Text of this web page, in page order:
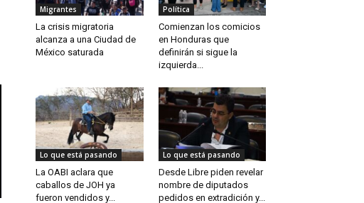
Migrantes
La crisis migratoria
alcanza a una Ciudad de
México saturada
Política
Comienzan los comicios
en Honduras que
definirán si sigue la
izquierda...
Lo que está pasando
La OABI aclara que
caballos de JOH ya
fueron vendidos y...
Lo que está pasando
Desde Libre piden revelar
nombre de diputados
pedidos en extradición y...